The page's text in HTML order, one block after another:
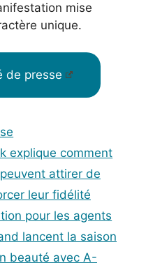
mise
unique.
de presse
explique comment
attirer de
leur fidélité
pour les agents
lancent la saison
beauté avec A-